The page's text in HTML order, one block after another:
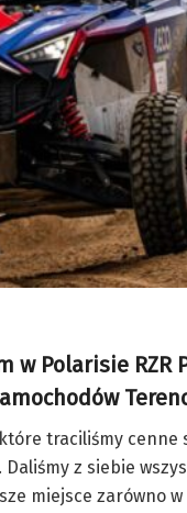
Polarisie RZR
traciliśmy
z siebie
miejsce zarówno